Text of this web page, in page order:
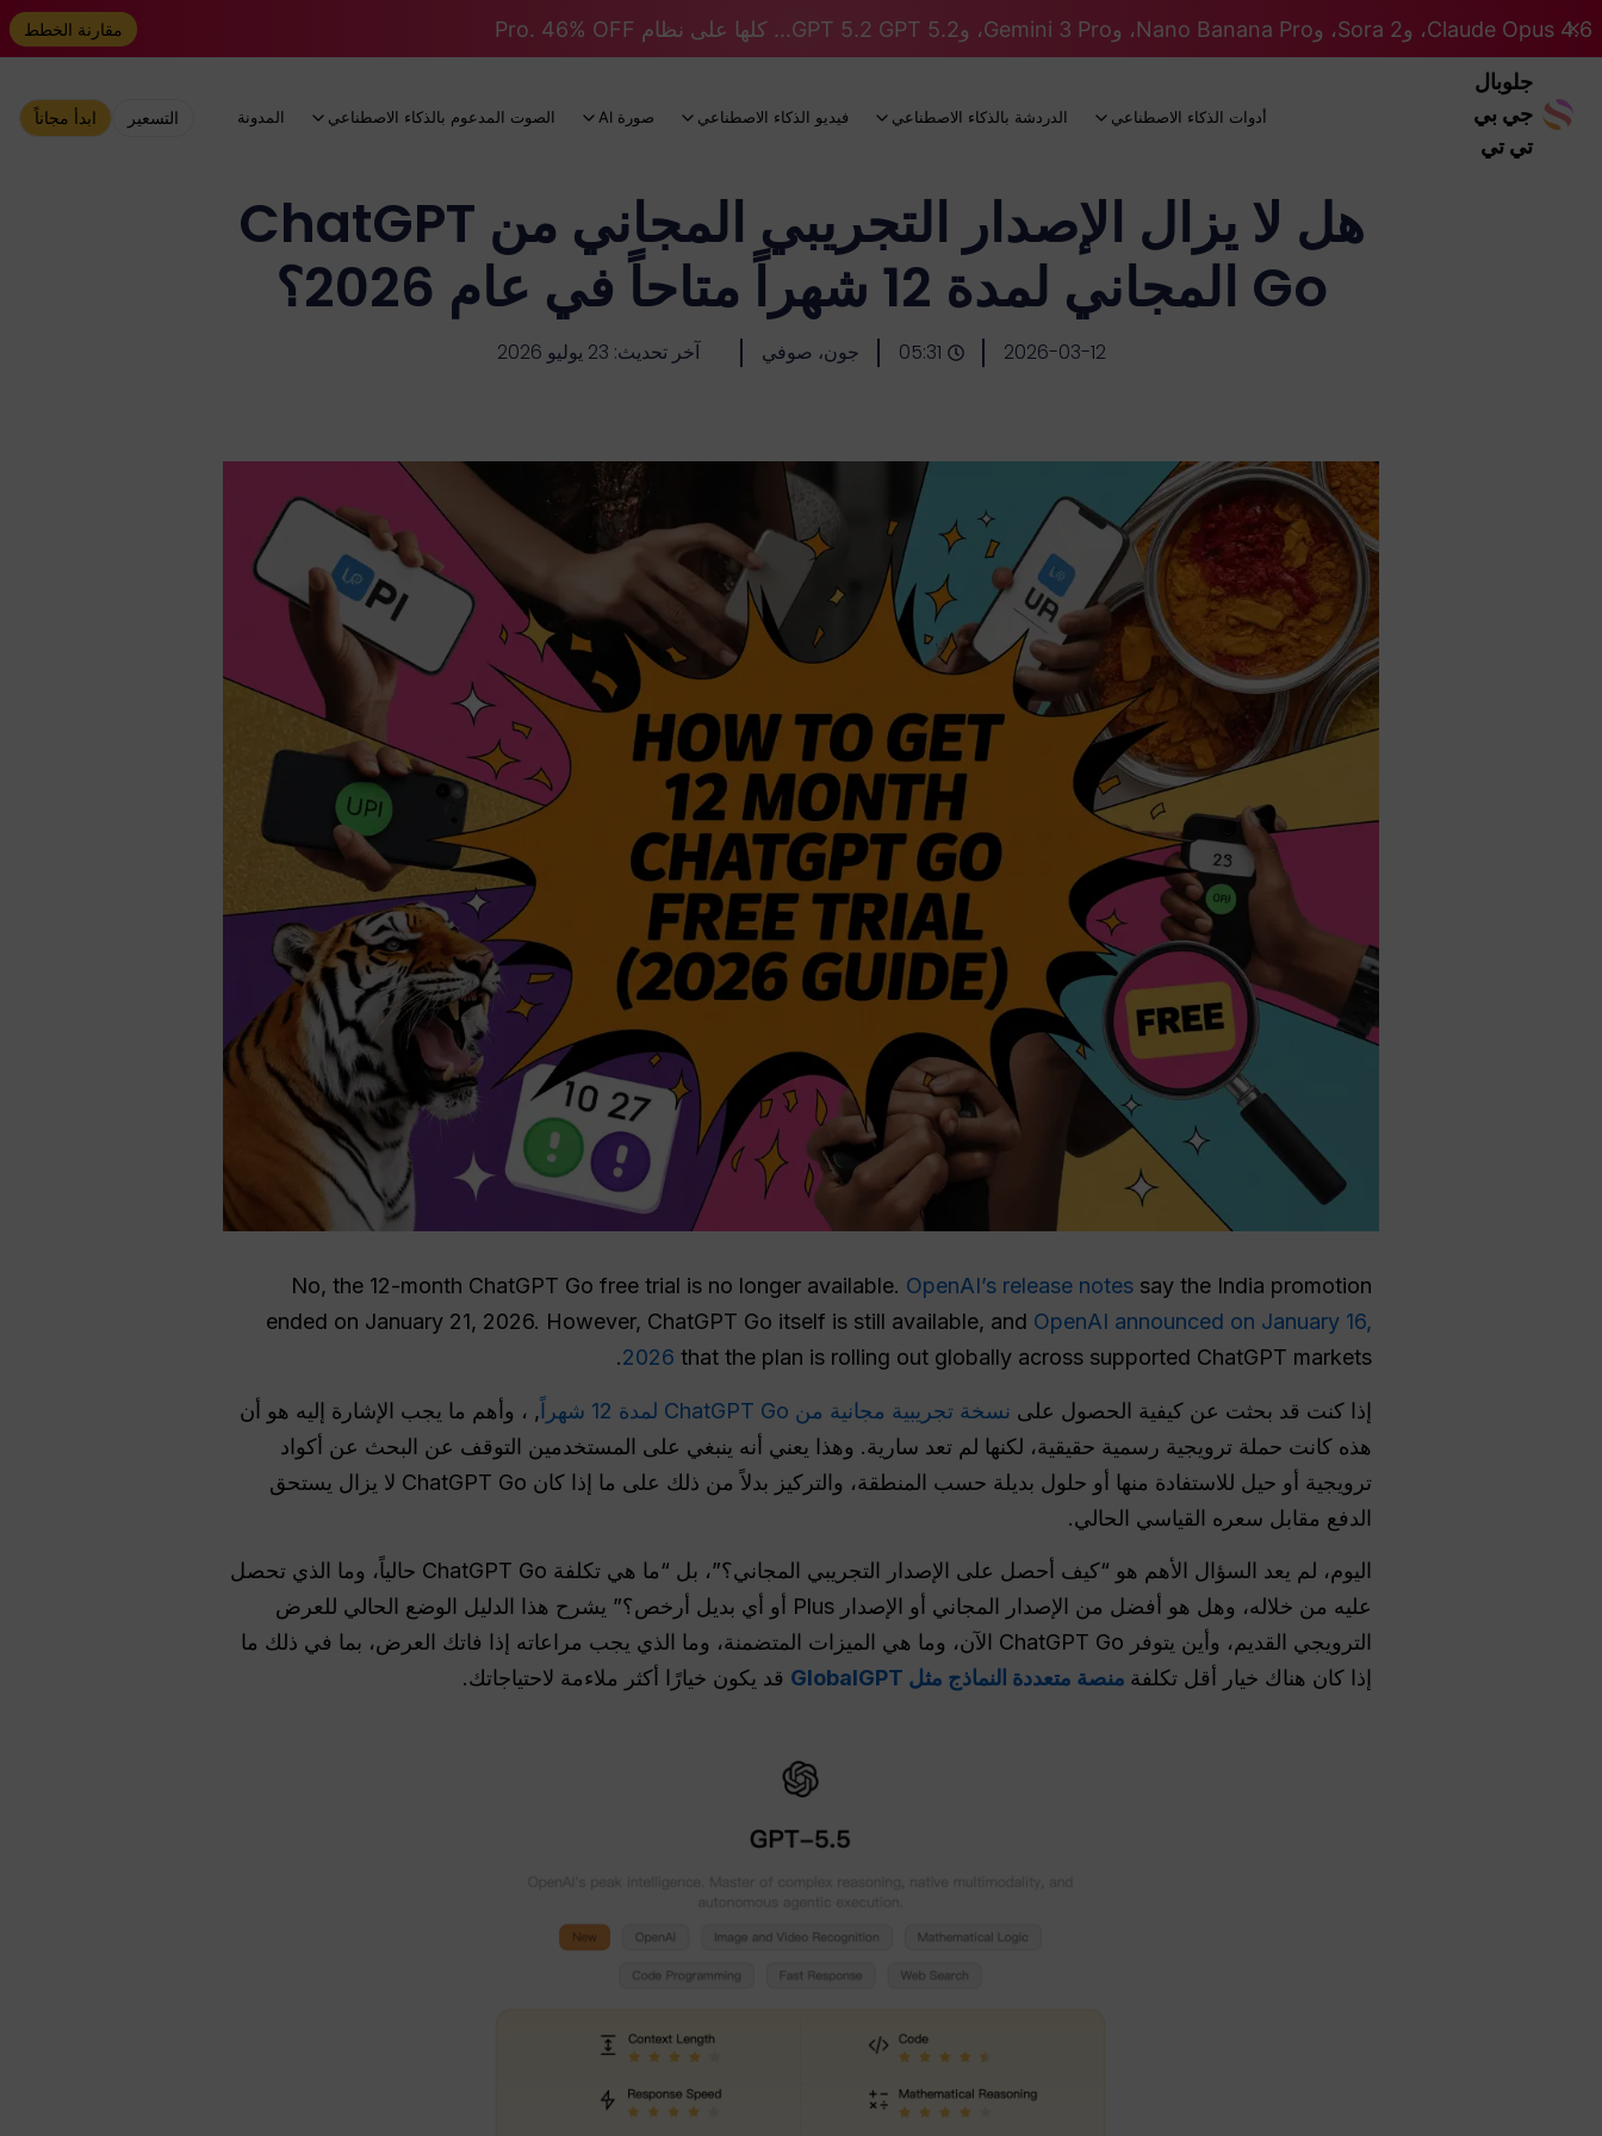
Claude Opus 4.6، وSora 2، وNano Banana Pro، وGemini 3 Pro، وGPT 5.2 GPT 5.2... كلها على نظام Pro. 46% OFF مقارنة الخطط
جلوبال
جي بي
تي تي
أدوات الذكاء الاصطناعي الدردشة بالذكاء الاصطناعي فيديو الذكاء الاصطناعي صورة AI الصوت المدعوم بالذكاء الاصطناعي المدونة التسعير ابدأ مجاناً
هل لا يزال الإصدار التجريبي المجاني من ChatGPT
Go المجاني لمدة 12 شهراً متاحاً في عام 2026؟
2026-03-12
05:31 جون، صوفي آخر تحديث: 23 يوليو 2026
No, the 12-month ChatGPT Go free trial is no longer available. OpenAI’s release notes say the India promotion
ended on January 21, 2026. However, ChatGPT Go itself is still available, and OpenAI announced on January 16,
2026 that the plan is rolling out globally across supported ChatGPT markets.
إذا كنت قد بحثت عن كيفية الحصول على نسخة تجريبية مجانية من ChatGPT Go لمدة 12 شهراً
, ، وأهم ما يجب الإشارة إليه هو أن
هذه كانت حملة ترويجية رسمية حقيقية، لكنها لم تعد سارية. وهذا يعني أنه ينبغي على المستخدمين التوقف عن البحث عن أكواد
ترويجية أو حيل للاستفادة منها أو حلول بديلة حسب المنطقة، والتركيز بدلاً من ذلك على ما إذا كان ChatGPT Go لا يزال يستحق
الدفع مقابل سعره القياسي الحالي.
اليوم، لم يعد السؤال الأهم هو “كيف أحصل على الإصدار التجريبي المجاني؟”، بل “ما هي تكلفة ChatGPT Go حالياً، وما الذي تحصل
عليه من خلاله، وهل هو أفضل من الإصدار المجاني أو الإصدار Plus أو أي بديل أرخص؟” يشرح هذا الدليل الوضع الحالي للعرض
الترويجي القديم، وأين يتوفر ChatGPT Go الآن، وما هي الميزات المتضمنة، وما الذي يجب مراعاته إذا فاتك العرض، بما في ذلك ما
إذا كان هناك خيار أقل تكلفة منصة متعددة النماذج مثل GlobalGPT قد يكون خيارًا أكثر ملاءمة لاحتياجاتك.